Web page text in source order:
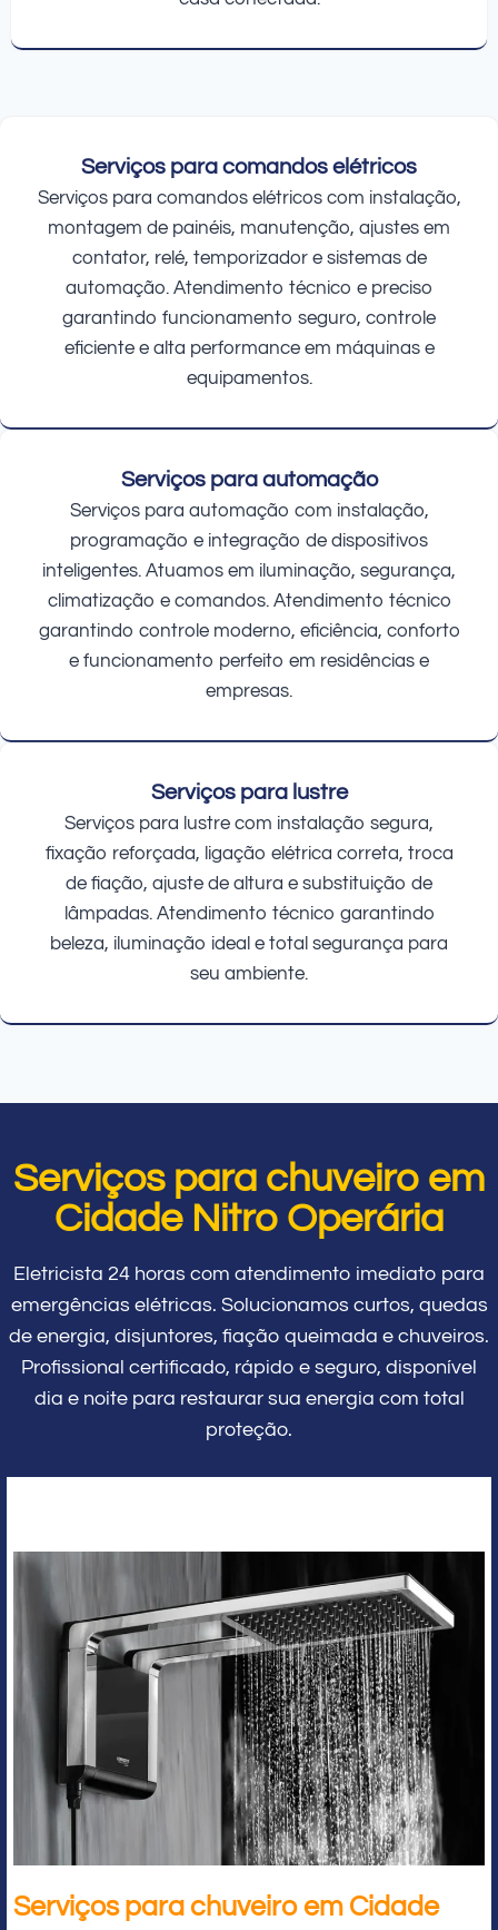
Serviços para comandos elétricos
Serviços para comandos elétricos com instalação,
montagem de painéis, manutenção, ajustes em
contator, relé, temporizador e sistemas de
automação. Atendimento técnico e preciso
garantindo funcionamento seguro, controle
eficiente e alta performance em máquinas e
equipamentos.
Serviços para automação
Serviços para automação com instalação,
programação e integração de dispositivos
inteligentes. Atuamos em iluminação, segurança,
climatização e comandos. Atendimento técnico
garantindo controle moderno, eficiência, conforto
e funcionamento perfeito em residências e
empresas.
Serviços para lustre
Serviços para lustre com instalação segura,
fixação reforçada, ligação elétrica correta, troca
de fiação, ajuste de altura e substituição de
lâmpadas. Atendimento técnico garantindo
beleza, iluminação ideal e total segurança para
seu ambiente.
Serviços para chuveiro em
Cidade Nitro Operária
Eletricista 24 horas com atendimento imediato para
emergências elétricas. Solucionamos curtos, quedas
de energia, disjuntores, fiação queimada e chuveiros.
Profissional certificado, rápido e seguro, disponível
dia e noite para restaurar sua energia com total
proteção.
Serviços para chuveiro em Cidade